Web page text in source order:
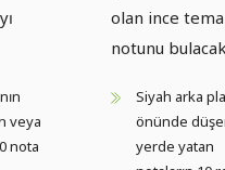
veya
nota
olan ince tema
notunu
Siyah arka
önünde
yerde yatan